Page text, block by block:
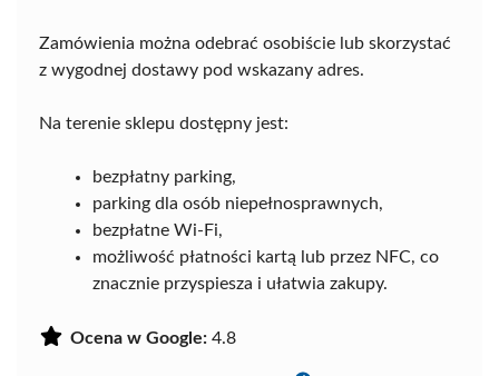
Zamówienia można odebrać osobiście lub skorzystać
z wygodnej dostawy pod wskazany adres.
Na terenie sklepu dostępny jest:
bezpłatny parking,
parking dla osób niepełnosprawnych,
bezpłatne Wi-Fi,
możliwość płatności kartą lub przez NFC, co
znacznie przyspiesza i ułatwia zakupy.
Ocena w Google: 4.8